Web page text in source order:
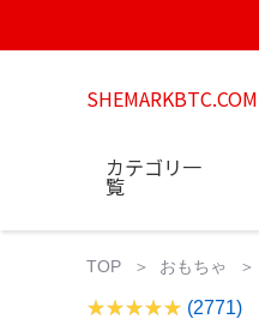
SHEMARKBTC.COM
カテゴリ一
覧
TOP おもちゃ
(2771)